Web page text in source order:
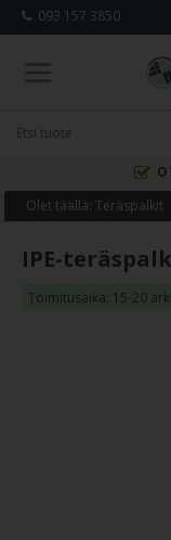
093 157 3850
Olet täällä:Teräspalkit
IPE-
Toimitusaika: 15-20